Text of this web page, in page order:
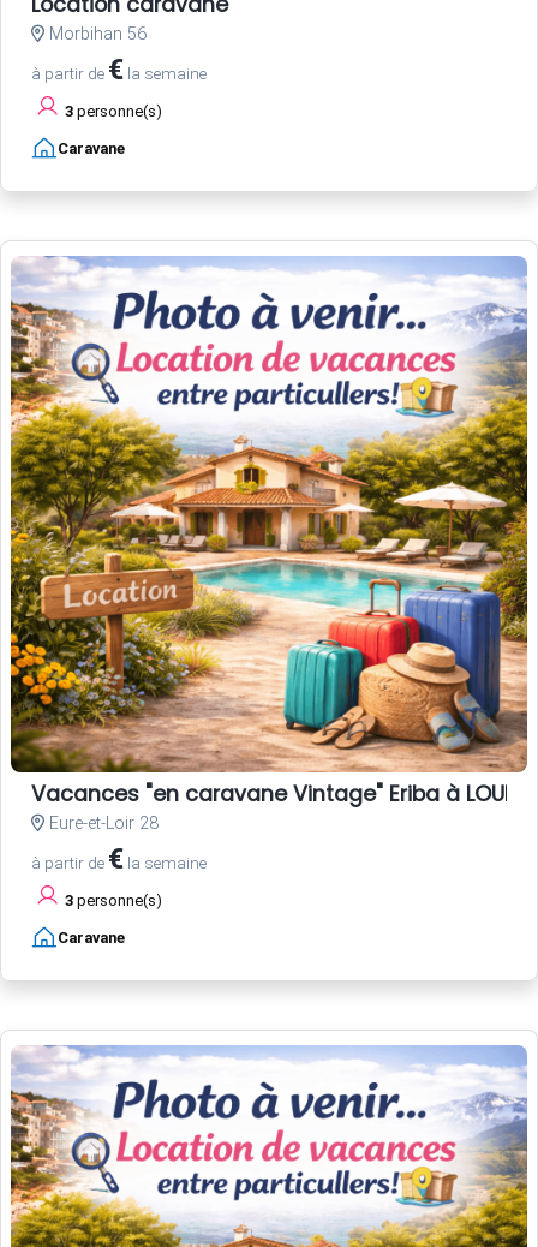
Morbihan 56
à partir de € la semaine
3 personne(s)
Caravane
Vacances "en caravane Vintage" Eriba à LOUER,
Eure-et-Loir 28
à partir de € la semaine
3 personne(s)
Caravane